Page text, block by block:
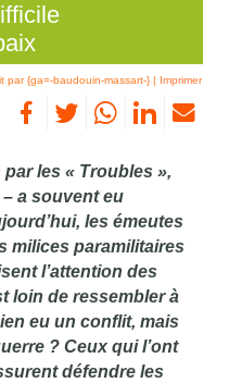
par {ga=-baudouin-massart-}| Imprimer
les « Troubles »,
a souvent eu
les émeutes
milices paramilitaires
l’attention des
loin de ressembler à
eu un conflit, mais
? Ceux qui l’ont
défendre les